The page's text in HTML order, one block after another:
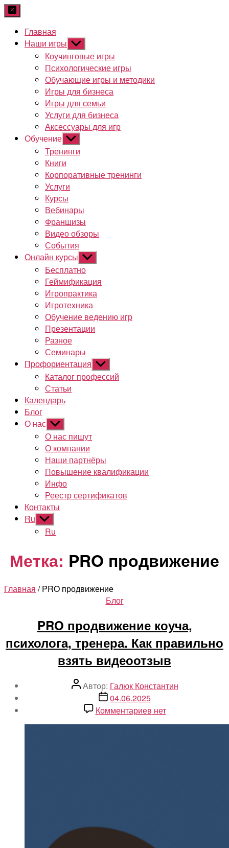
Главная
Наши игры Показывать
подменю
Коучинговые игры
Психологические игры
Обучающие игры и методики
Игры для бизнеса
Игры для семьи
Услуги для бизнеса
Аксессуары для игр
Обучение Показывать
подменю
Тренинги
Книги
Корпоративные тренинги
Услуги
Курсы
Вебинары
Франшизы
Видео обзоры
События
Онлайн курсы Показывать
подменю
Бесплатно
Геймификация
Игропрактика
Игротехника
Обучение ведению игр
Презентации
Разное
Семинары
Профориентация Показывать
подменю
Каталог профессий
Статьи
Календарь
Блог
О нас Показывать
подменю
О нас пишут
О компании
Наши партнёры
Повышение квалификации
Инфо
Реестр сертификатов
Контакты
Ru Показывать
подменю
Ru
Метка: PRO продвижение
Главная / PRO продвижение
Рубрики
Блог
PRO продвижение коуча,
психолога, тренера. Как правильно
взять видеоотзыв
АвторАвтор: Галюк Константин
Дата
записи
04.06.2025
Комментариевкнет